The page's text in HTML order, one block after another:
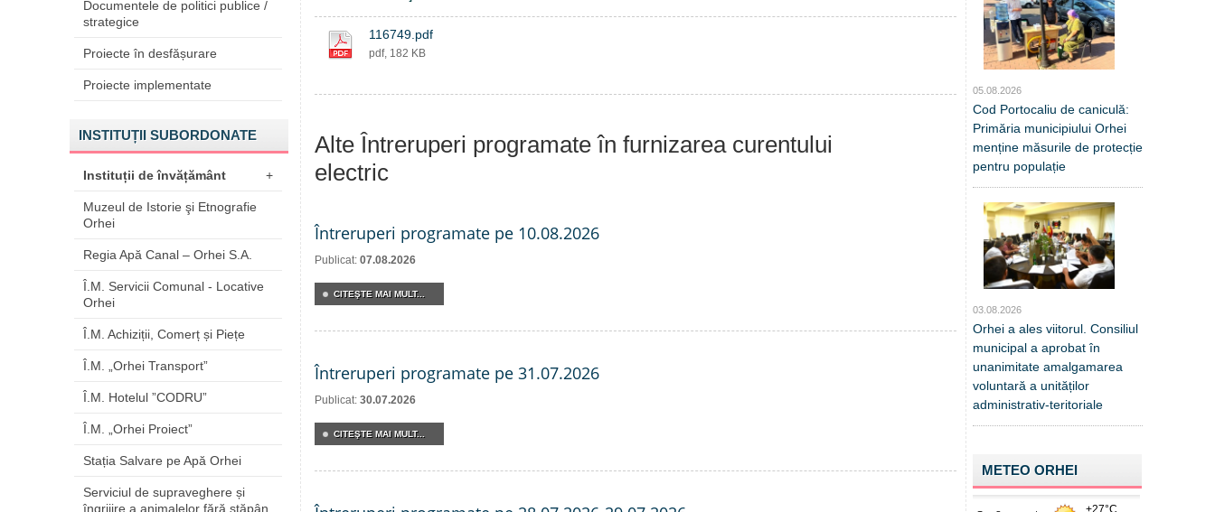
Documentele de politici publice /
strategice
Proiecte în desfășurare
Proiecte implementate
INSTITUȚII SUBORDONATE
Instituții de învățământ +
Muzeul de Istorie şi Etnografie
Orhei
Regia Apă Canal – Orhei S.A.
Î.M. Servicii Comunal - Locative
Orhei
Î.M. Achiziții, Comerț și Piețe
Î.M. „Orhei Transport”
Î.M. Hotelul ”CODRU”
Î.M. „Orhei Proiect”
Stația Salvare pe Apă Orhei
Serviciul de supraveghere și
îngrijire a animalelor fără stăpân
116749.pdf
pdf, 182 KB
Alte Întreruperi programate în furnizarea curentului
electric
Întreruperi programate pe 10.08.2026
Publicat: 07.08.2026
CITEŞTE MAI MULT...
Întreruperi programate pe 31.07.2026
Publicat: 30.07.2026
CITEŞTE MAI MULT...
05.08.2026
Cod Portocaliu de caniculă:
Primăria municipiului Orhei
menține măsurile de protecție
pentru populație
03.08.2026
Orhei a ales viitorul. Consiliul
municipal a aprobat în
unanimitate amalgamarea
voluntară a unităților
administrativ-teritoriale
METEO ORHEI